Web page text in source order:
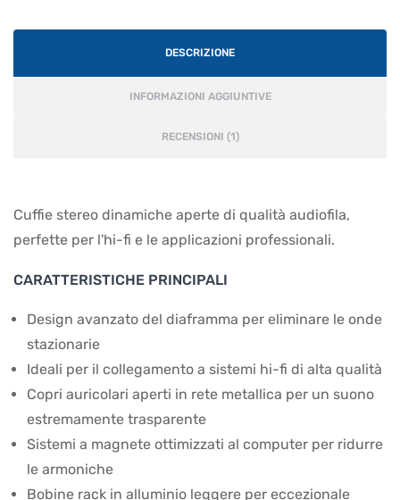
DESCRIZIONE
INFORMAZIONI AGGIUNTIVE
RECENSIONI (1)
Cuffie stereo dinamiche aperte di qualità audiofila,
perfette per l'hi-fi e le applicazioni professionali.
CARATTERISTICHE PRINCIPALI
Design avanzato del diaframma per eliminare le onde
stazionarie
Ideali per il collegamento a sistemi hi-fi di alta qualità
Copri auricolari aperti in rete metallica per un suono
estremamente trasparente
Sistemi a magnete ottimizzati al computer per ridurre
le armoniche
Bobine rack in alluminio leggere per eccezionale